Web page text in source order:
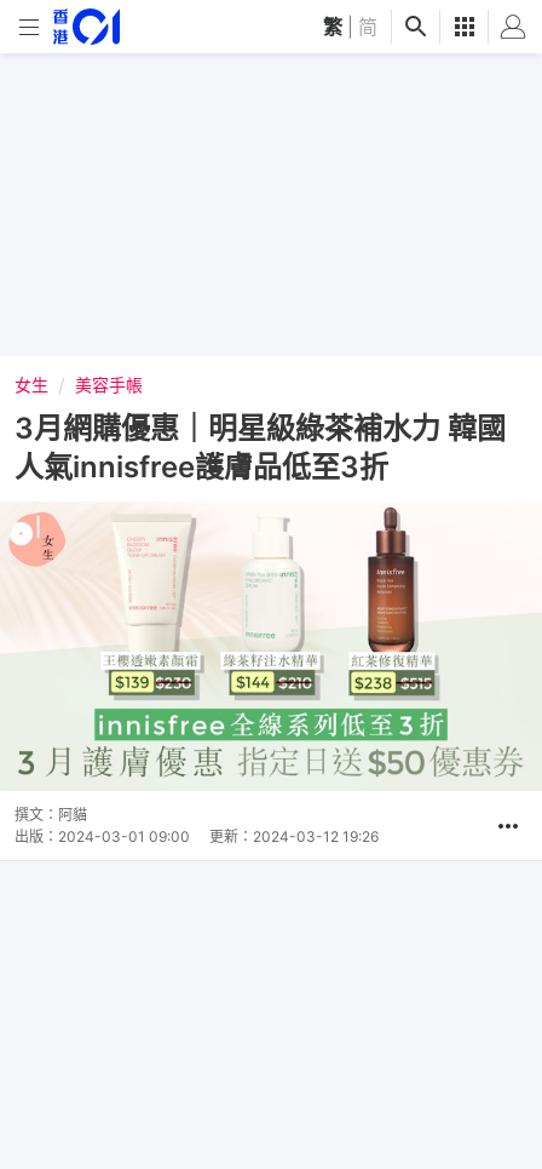
繁 简
女生 美容手帳
3月網購優惠｜明星級綠茶補水力 韓國
人氣innisfree護膚品低至3折
撰文： 阿貓
出版： 2024-03-01 09:00 更新： 2024-03-12 19:26